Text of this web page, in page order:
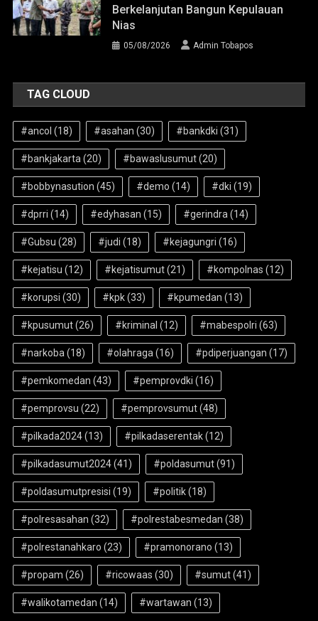
Berkelanjutan Bangun Kepulauan
Nias
05/08/2026 Admin Tobapos
TAG CLOUD
#ancol (18) #asahan (30) #bankdki (31)
#bankjakarta (20) #bawaslusumut(20)
#bobbynasution (45) #demo (14) #dki (19)
#dprri (14) #edyhasan (15) #gerindra (14)
#Gubsu (28) #judi (18) #kejagungri (16)
#kejatisu (12) #kejatisumut(21) #kompolnas (12)
#korupsi (30) #kpk(33) #kpumedan (13)
#kpusumut(26) #kriminal (12) #mabespolri (63)
#narkoba (18) #olahraga (16) #pdiperjuangan (17)
#pemkomedan (43) #pemprovdki (16)
#pemprovsu (22) #pemprovsumut(48)
#pilkada2024(13) #pilkadaserentak(12)
#pilkadasumut2024(41) #poldasumut(91)
#poldasumutpresisi (19) #politik(18)
#polresasahan (32) #polrestabesmedan (38)
#polrestanahkaro (23) #pramonorano (13)
#propam (26) #ricowaas (30) #sumut(41)
#walikotamedan (14) #wartawan (13)